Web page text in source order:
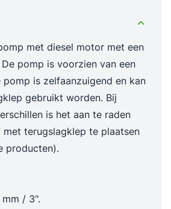
met diesel motor met een
pomp is voorzien van een
pomp is zelfaanzuigend en kan
gebruikt worden. Bij
is het aan te raden
terugslagklep te plaatsen
producten).
/ 3".